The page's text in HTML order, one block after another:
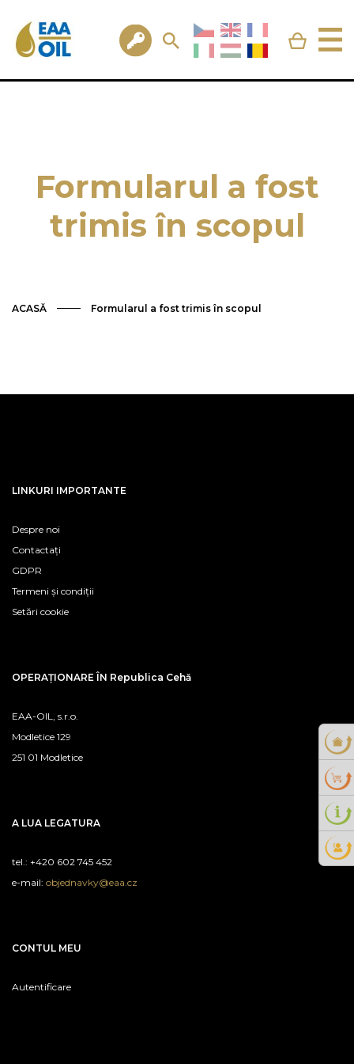
Formularul a fost
trimis în scopul
ACASĂ Formularul a fost trimis în scopul
LINKURI IMPORTANTE
Despre noi
Contactați
GDPR
Termeni și condiții
Setări cookie
OPERAȚIONARE ÎN Republica Cehă
EAA-OIL, s.r.o.
Modletice 129
251 01 Modletice
A LUA LEGATURA
tel.: +420 602 745 452
e-mail: objednavky@eaa.cz
CONTUL MEU
Autentificare